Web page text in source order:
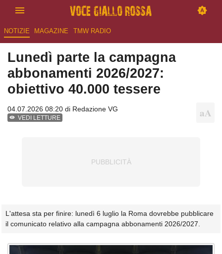
NOTIZIE MAGAZINE TMW RADIO
Lunedì parte la campagna
abbonamenti 2026/2027:
obiettivo 40.000 tessere
04.07.2026 08:20 di Redazione VG
VEDI LETTURE
L'attesa sta per finire: lunedì 6 luglio la Roma dovrebbe pubblicare
il comunicato relativo alla campagna abbonamenti 2026/2027.